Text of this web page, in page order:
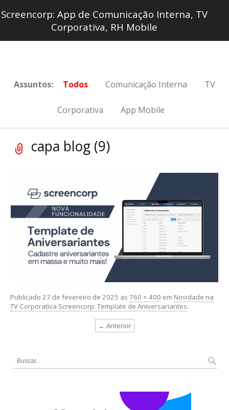
Screencorp: App de Comunicação Interna, TV
Corporativa, RH Mobile
Assuntos: Todos Comunicação Interna TV
Corporativa App Mobile
capa blog (9)
Publicado 27 de fevereiro de 2025 as 760 × 400 em Novidade na
TV Corporativa Screencorp: Template de Aniversariantes.
← Anterior